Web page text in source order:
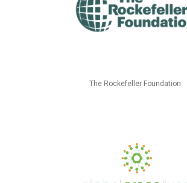
The Rockefeller Foundation